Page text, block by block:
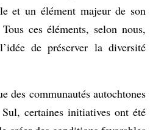
et un élément majeur de son
ces éléments, selon nous,
de préserver la diversité
des communautés autochtones
certaines initiatives ont été